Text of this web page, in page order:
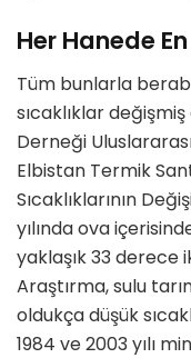
Her Hanede
Tüm bunlarla
sıcaklıklar
Derneği
Elbistan Termik
Sıcaklıklarının
yılında ova
yaklaşık 33 derece
Araştırma, sulu
oldukça düşük
1984 ve 2003 yılı